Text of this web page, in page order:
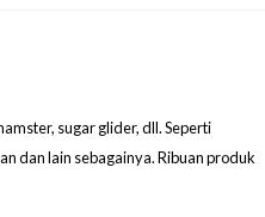
sugar glider, dll. Seperti
dan lain sebagainya. Ribuan produk